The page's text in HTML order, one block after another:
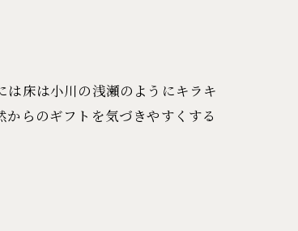
床は小川の浅瀬のようにキラキ
らのギフトを気づきやすくする